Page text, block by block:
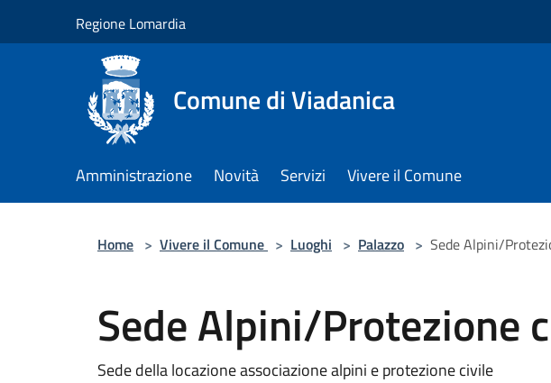
Regione Lomardia
Comune di Viadanica
Amministrazione Novità Servizi Vivere il Comune
Home > Vivere il Comune > Luoghi > Palazzo > Sede Alpini/
Sede Alpini/Protezione
Sede della locazione associazione alpini e protezione civile